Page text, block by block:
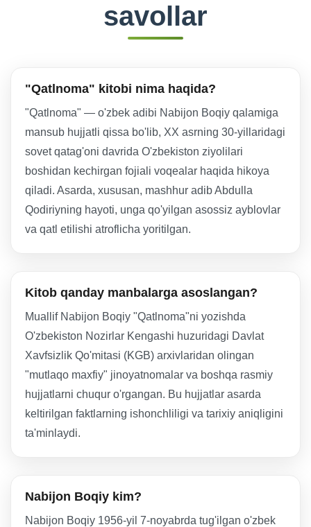
savollar
"Qatlnoma" kitobi nima haqida?
"Qatlnoma" — o'zbek adibi Nabijon Boqiy qalamiga
mansub hujjatli qissa bo'lib, XX asrning 30-yillaridagi
sovet qatag'oni davrida O'zbekiston ziyolilari
boshidan kechirgan fojiali voqealar haqida hikoya
qiladi. Asarda, xususan, mashhur adib Abdulla
Qodiriyning hayoti, unga qo'yilgan asossiz ayblovlar
va qatl etilishi atroflicha yoritilgan.
Kitob qanday manbalarga asoslangan?
Muallif Nabijon Boqiy "Qatlnoma"ni yozishda
O'zbekiston Nozirlar Kengashi huzuridagi Davlat
Xavfsizlik Qo'mitasi (KGB) arxivlaridan olingan
"mutlaqo maxfiy" jinoyatnomalar va boshqa rasmiy
hujjatlarni chuqur o'rgangan. Bu hujjatlar asarda
keltirilgan faktlarning ishonchliligi va tarixiy aniqligini
ta'minlaydi.
Nabijon Boqiy kim?
Nabijon Boqiy 1956-yil 7-noyabrda tug'ilgan o'zbek